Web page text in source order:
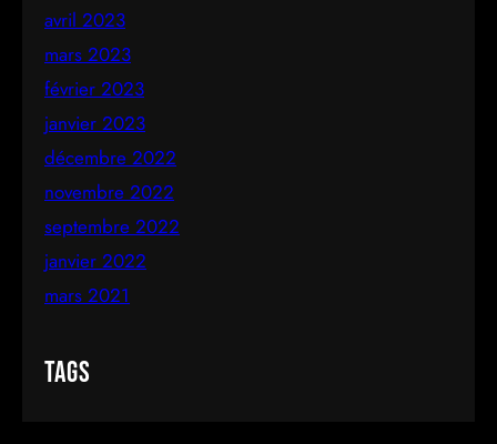
avril 2023
mars 2023
février 2023
janvier 2023
décembre 2022
novembre 2022
septembre 2022
janvier 2022
mars 2021
Tags